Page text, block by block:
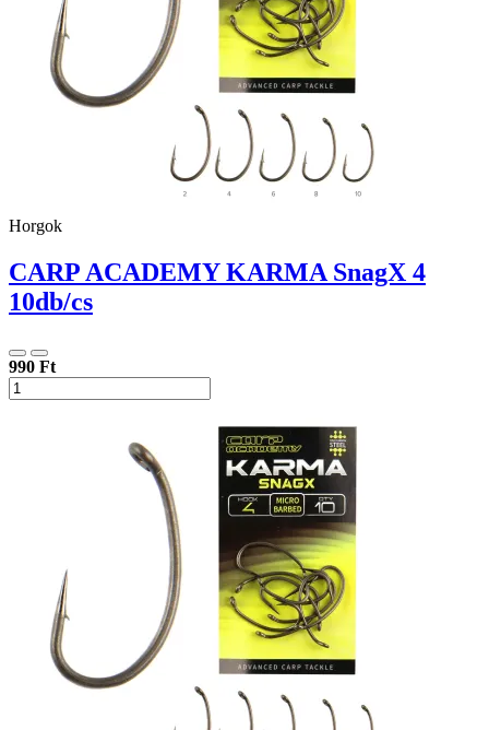
Horgok
CARP ACADEMY KARMA SnagX 4
10db/cs
990 Ft